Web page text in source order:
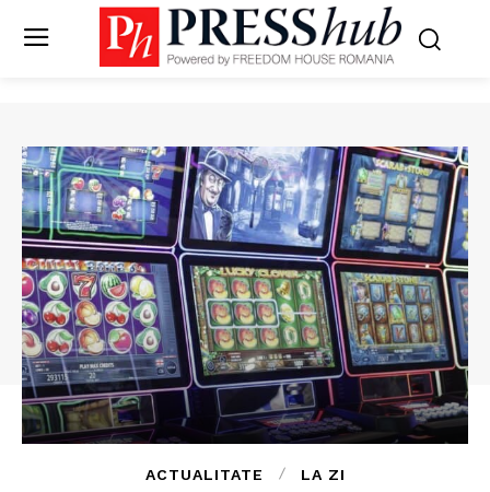
ACTUALITATE LA ZI